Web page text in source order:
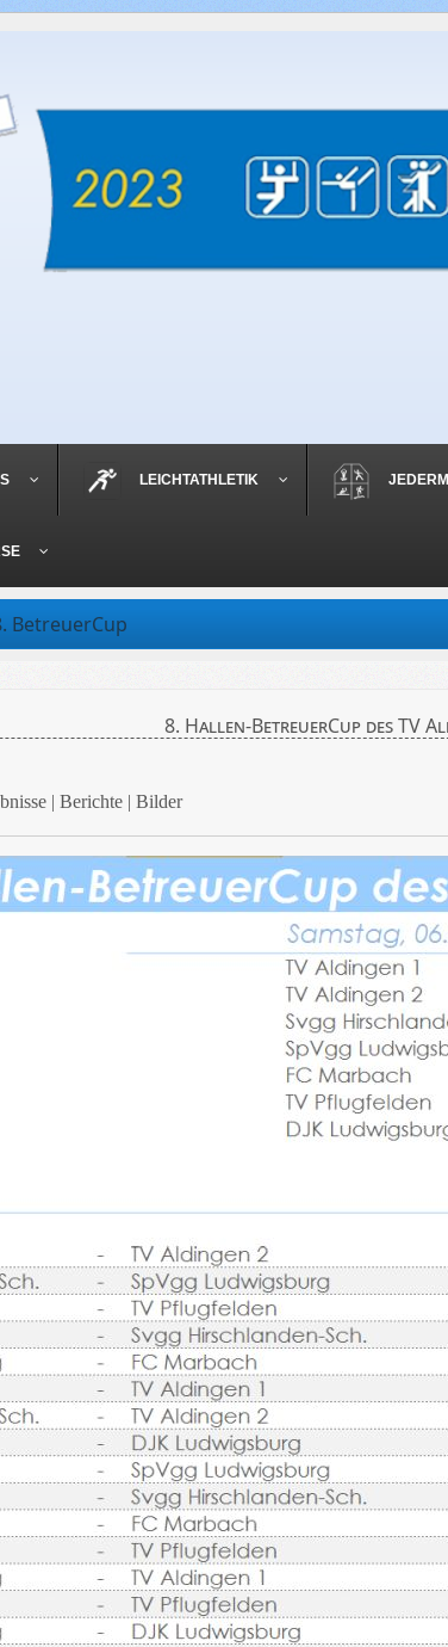
LEICHTATHLETIK
BetreuerCup
8. Hallen-BetreuerCup des TV
| Berichte | Bilder